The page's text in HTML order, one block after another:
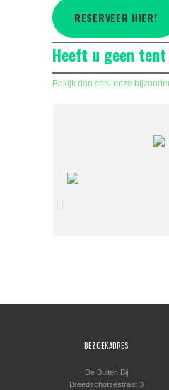
RESERVEER HIER!
Heeft u geen
Bekijk dan snel onze
BEZOEKADRES
De Buiten Bij
Breedschotsestraat 3